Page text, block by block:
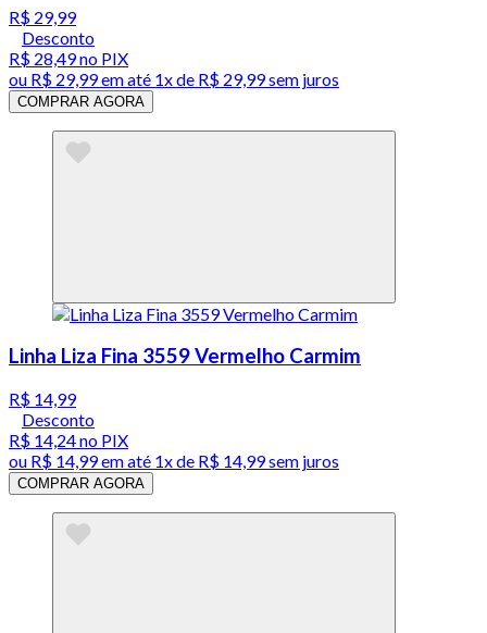
R$ 29,99
Desconto
R$ 28,49no PIX
ou R$ 29,99em até 1x de R$ 29,99sem juros
COMPRAR AGORA
Linha Liza Fina 3559 Vermelho Carmim
R$ 14,99
Desconto
R$ 14,24no PIX
ou R$ 14,99em até 1x de R$ 14,99sem juros
COMPRAR AGORA